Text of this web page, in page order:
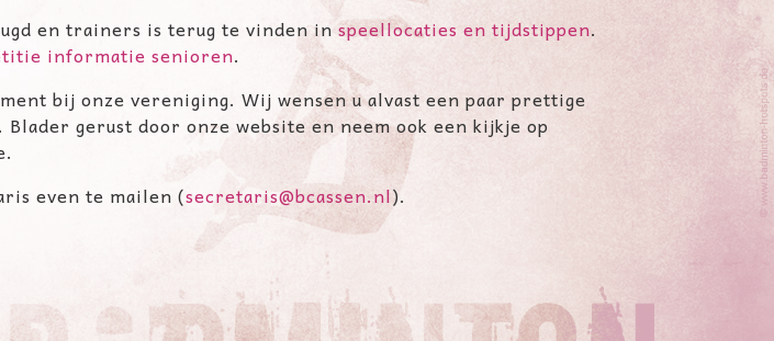
en trainers is terug te vinden inspeellocaties en tijdstippen.
informatie senioren.
bij onze vereniging. Wij wensen u alvast een paar prettige
gerust door onze website en neem ook een kijkje op
even te mailen (secretaris@bcassen.nl).